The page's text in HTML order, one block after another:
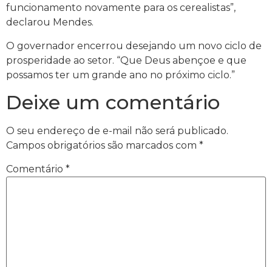
funcionamento novamente para os cerealistas”,
declarou Mendes.
O governador encerrou desejando um novo ciclo de
prosperidade ao setor. “Que Deus abençoe e que
possamos ter um grande ano no próximo ciclo.”
Deixe um comentário
O seu endereço de e-mail não será publicado.
Campos obrigatórios são marcados com *
Comentário *